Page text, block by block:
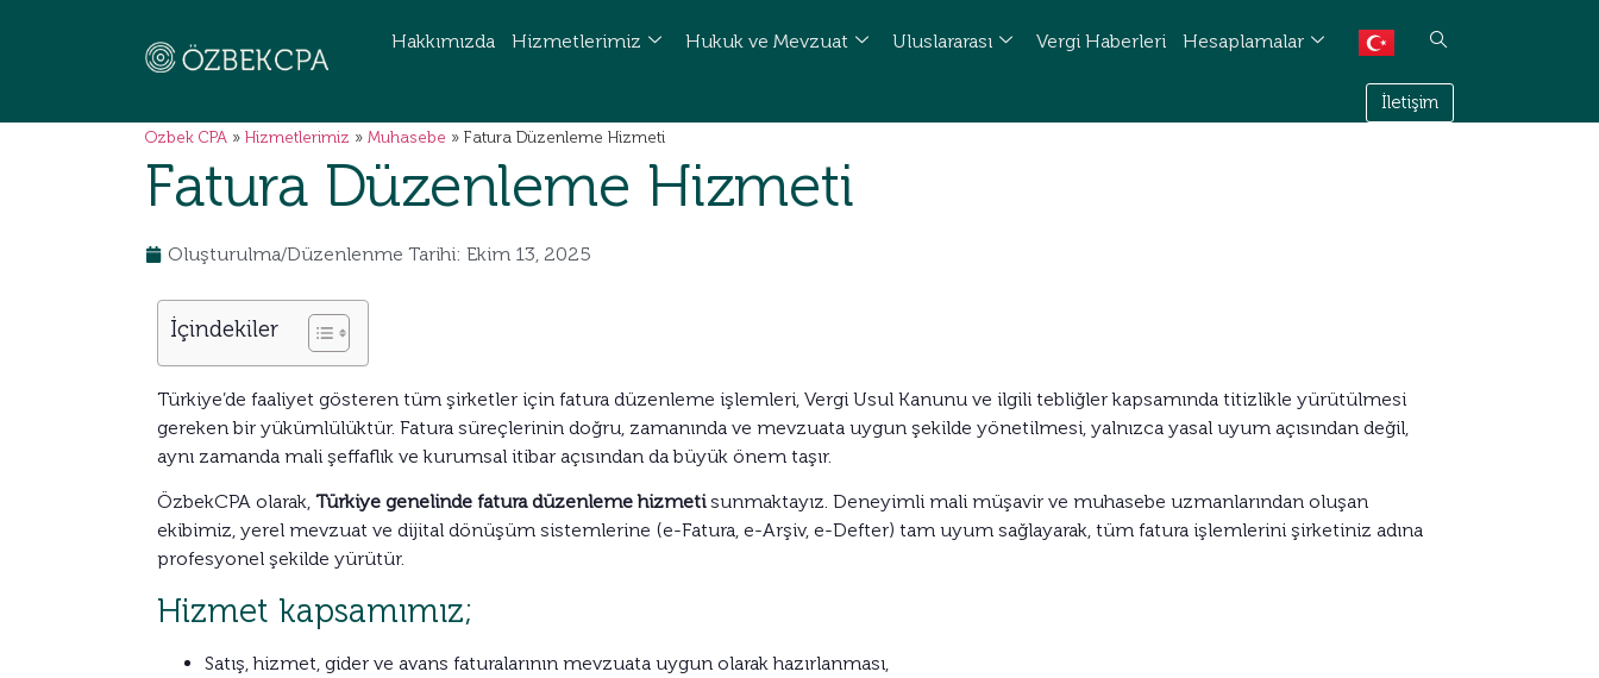
Hakkımızda Hizmetlerimiz Hukuk ve Mevzuat Uluslararası Vergi Haberleri Hesaplamalar
İletişim
Ozbek CPA » Hizmetlerimiz » Muhasebe » Fatura Düzenleme Hizmeti
Fatura Düzenleme Hizmeti
Oluşturulma/Düzenlenme Tarihi: Ekim 13, 2025
İçindekiler
Türkiye’de faaliyet gösteren tüm şirketler için fatura düzenleme işlemleri, Vergi Usul Kanunu ve ilgili tebliğler kapsamında titizlikle yürütülmesi
gereken bir yükümlülüktür. Fatura süreçlerinin doğru, zamanında ve mevzuata uygun şekilde yönetilmesi, yalnızca yasal uyum açısından değil,
aynı zamanda mali şeffaflık ve kurumsal itibar açısından da büyük önem taşır.
ÖzbekCPA olarak, Türkiye genelinde fatura düzenleme hizmetisunmaktayız. Deneyimli mali müşavir ve muhasebe uzmanlarından oluşan
ekibimiz, yerel mevzuat ve dijital dönüşüm sistemlerine (e-Fatura, e-Arşiv, e-Defter) tam uyum sağlayarak, tüm fatura işlemlerini şirketiniz adına
profesyonel şekilde yürütür.
Hizmet kapsamımız;
Satış, hizmet, gider ve avans faturalarının mevzuata uygun olarak hazırlanması,